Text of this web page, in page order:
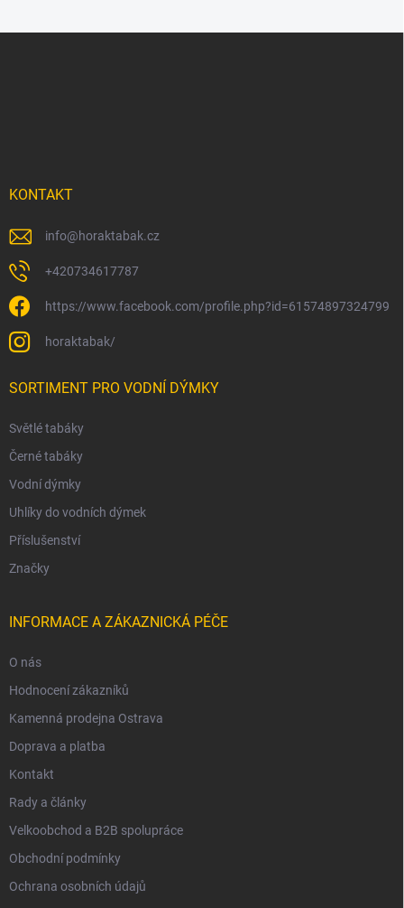
KONTAKT
info@horaktabak.cz
+420734617787
https://www.facebook.com/profile.php?id=61574897324799
horaktabak/
SORTIMENT PRO VODNÍ DÝMKY
Světlé tabáky
Černé tabáky
Vodní dýmky
Uhlíky do vodních dýmek
Příslušenství
Značky
INFORMACE A ZÁKAZNICKÁ PÉČE
O nás
Hodnocení zákazníků
Kamenná prodejna Ostrava
Doprava a platba
Kontakt
Rady a články
Velkoobchod a B2B spolupráce
Obchodní podmínky
Ochrana osobních údajů